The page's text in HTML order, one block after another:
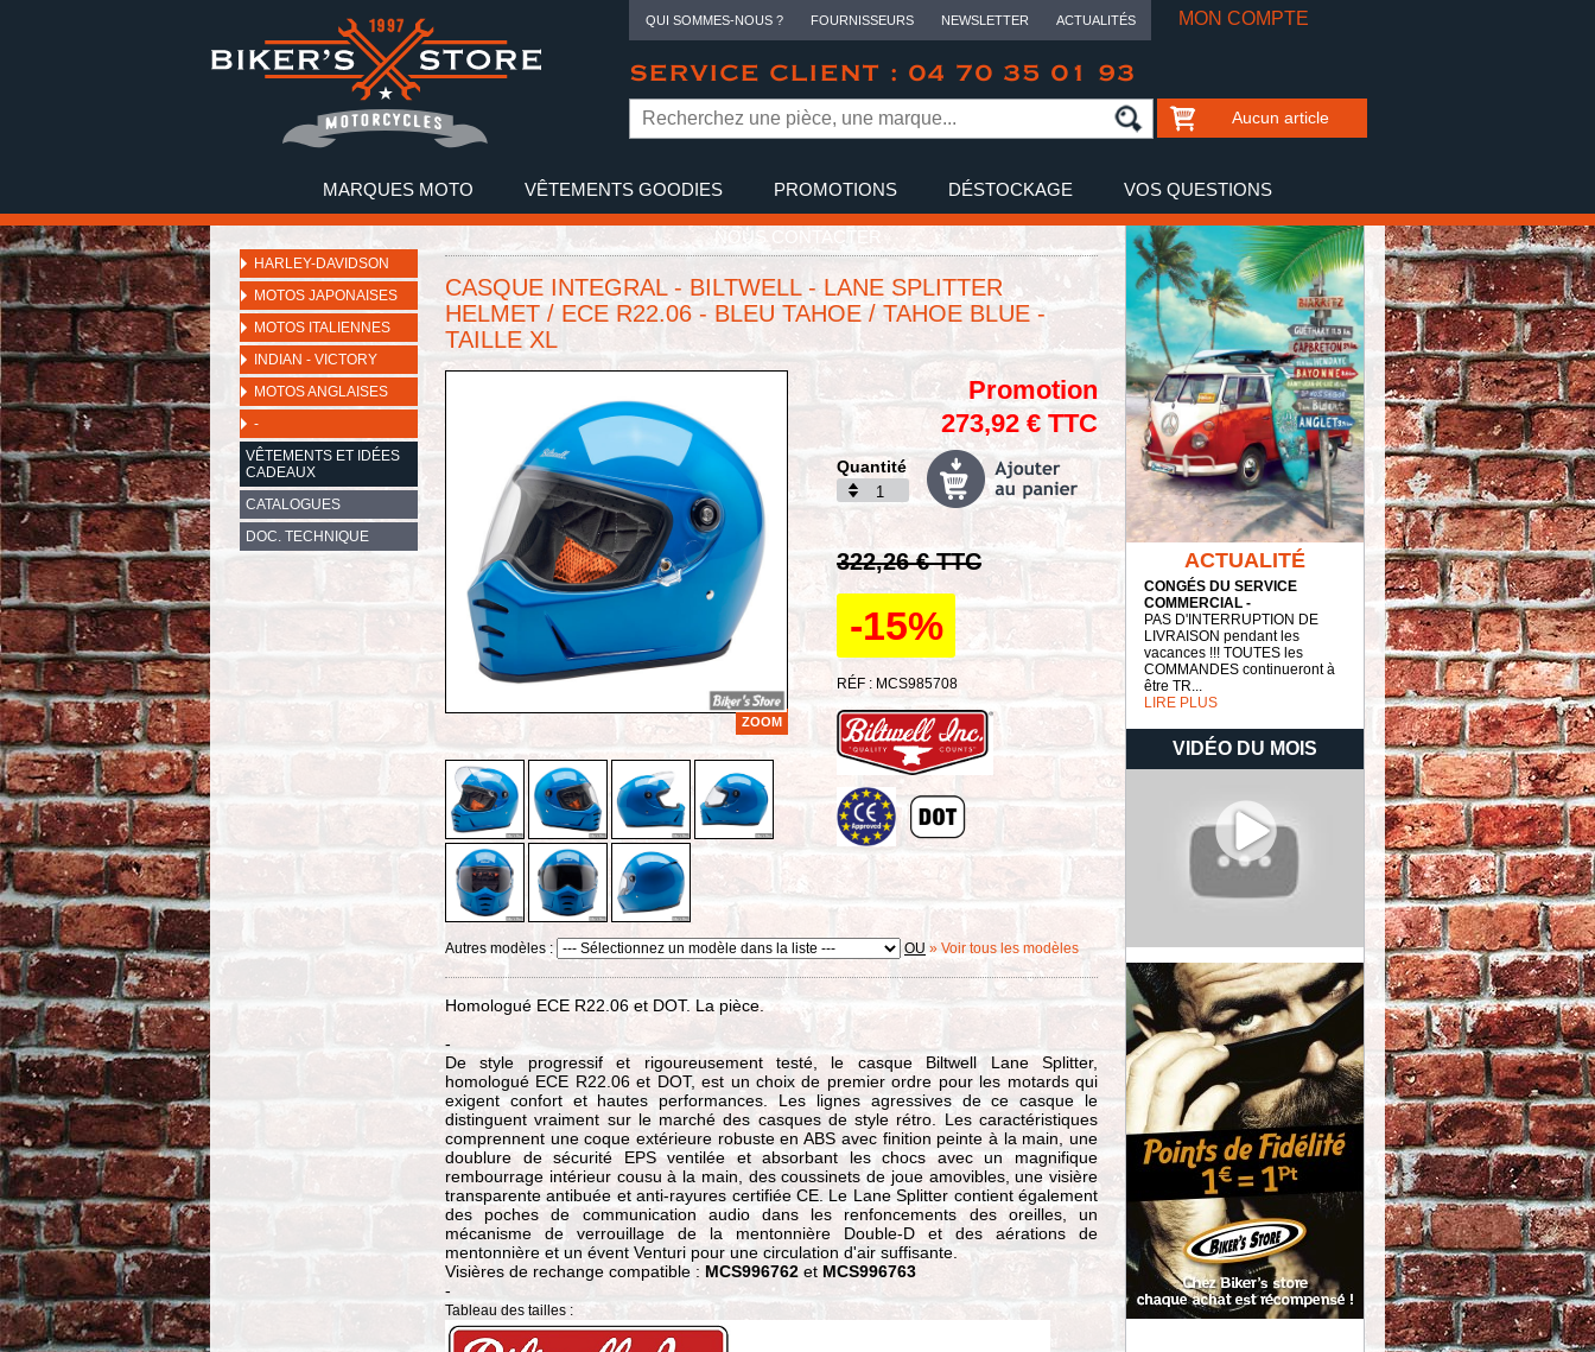
QUI SOMMES-NOUS ? FOURNISSEURS NEWSLETTER ACTUALITÉS MON COMPTE
SERVICE CLIENT : 04 70 35 01 93
Aucun article
MARQUES MOTO VÊTEMENTS GOODIES PROMOTIONS DÉSTOCKAGE VOS QUESTIONS
NOUS CONTACTER
HARLEY-DAVIDSON
MOTOS JAPONAISES
MOTOS ITALIENNES
INDIAN - VICTORY
MOTOS ANGLAISES
-
VÊTEMENTS ET IDÉES
CADEAUX
CATALOGUES
DOC. TECHNIQUE
CASQUE INTEGRAL - BILTWELL - LANE SPLITTER
HELMET / ECE R22.06 - BLEU TAHOE / TAHOE BLUE -
TAILLE XL
ZOOM
Promotion
273,92 € TTC
Quantité
322,26 € TTC
-15%
RÉF : MCS985708
Autres modèles : OU » Voir tous les modèles
Homologué ECE R22.06 et DOT. La pièce.
-
De style progressif et rigoureusement testé, le casque Biltwell Lane Splitter,
homologué ECE R22.06 et DOT, est un choix de premier ordre pour les motards qui
exigent confort et hautes performances. Les lignes agressives de ce casque le
distinguent vraiment sur le marché des casques de style rétro. Les caractéristiques
comprennent une coque extérieure robuste en ABS avec finition peinte à la main, une
doublure de sécurité EPS ventilée et absorbant les chocs avec un magnifique
rembourrage intérieur cousu à la main, des coussinets de joue amovibles, une visière
transparente antibuée et anti-rayures certifiée CE. Le Lane Splitter contient également
des poches de communication audio dans les renfoncements des oreilles, un
mécanisme de verrouillage de la mentonnière Double-D et des aérations de
mentonnière et un évent Venturi pour une circulation d'air suffisante.
Visières de rechange compatible : MCS996762 et MCS996763
-
Tableau des tailles :
ACTUALITÉ
CONGÉS DU SERVICE
COMMERCIAL -
PAS D'INTERRUPTION DE
LIVRAISON pendant les
vacances !!! TOUTES les
COMMANDES continueront à
être TR...
LIRE PLUS
VIDÉO DU MOIS